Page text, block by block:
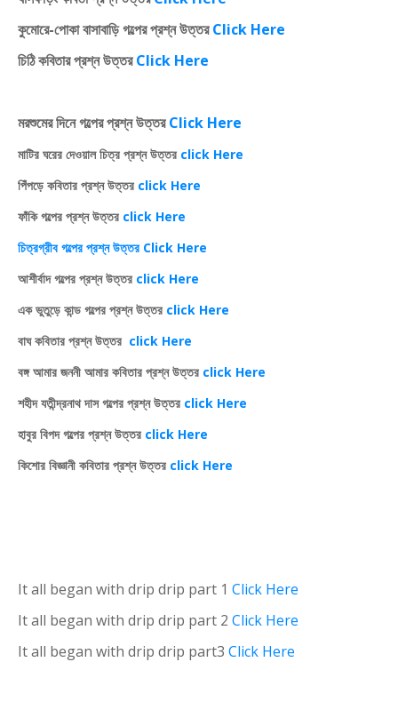
কুমোরে-পোকা বাসাবাড়ি গল্পের প্রশ্ন উত্তরClick Here
চিঠি কবিতার প্রশ্ন উত্তরClick Here
মরশুমের দিনে গল্পের প্রশ্ন উত্তরClick Here
মাটির ঘরের দেওয়াল চিত্র প্রশ্ন উত্তর click Here
পিঁপড়ে কবিতার প্রশ্ন উত্তর click Here
ফাঁকি গল্পের প্রশ্ন উত্তর click Here
চিত্রগ্রীব গল্পের প্রশ্ন উত্তর Click Here
আশীর্বাদ গল্পের প্রশ্ন উত্তর click Here
এক ভুতুড়ে কান্ড গল্পের প্রশ্ন উত্তর click Here
বাঘ কবিতার প্রশ্ন উত্তর click Here
বঙ্গ আমার জননী আমার কবিতার প্রশ্ন উত্তর click Here
শহীদ যতীন্দ্রনাথ দাস গল্পের প্রশ্ন উত্তর click Here
হাবুর বিপদ গল্পের প্রশ্ন উত্তর click Here
কিশোর বিজ্ঞানী কবিতার প্রশ্ন উত্তর click Here
It all began with drip drip part 1 Click Here
It all began with drip drip part 2 Click Here
It all began with drip drip part3 Click Here